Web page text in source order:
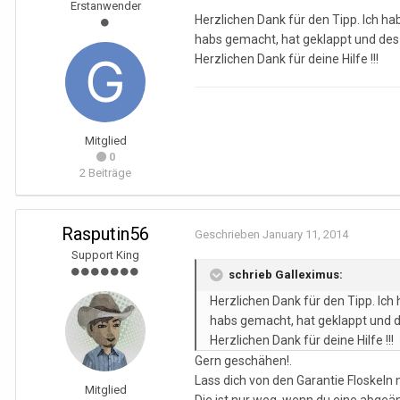
Erstanwender
Mitglied
0
2 Beiträge
Herzlichen Dank für den Tipp. Ich
habs gemacht, hat geklappt und
Herzlichen Dank für deine Hilfe !!!
Rasputin56
Support King
Mitglied
Geschrieben January 11, 2014
schrieb Galleximus:
Herzlichen Dank für den Tipp.
habs gemacht, hat geklappt und
Herzlichen Dank für deine Hilfe !!!
Gern geschähen!.
Lass dich von den Garantie